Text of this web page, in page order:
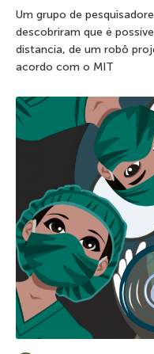
Um grupo de
descobriram que é
distancia, de um robô
acordo com o MIT